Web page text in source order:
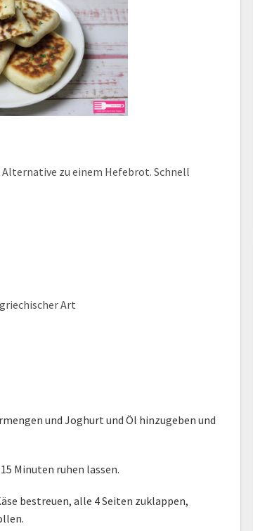
zu einem Hefebrot. Schnell
Art
und Joghurt und Öl hinzugeben und
Minuten ruhen lassen.
bestreuen, alle 4 Seiten zuklappen,